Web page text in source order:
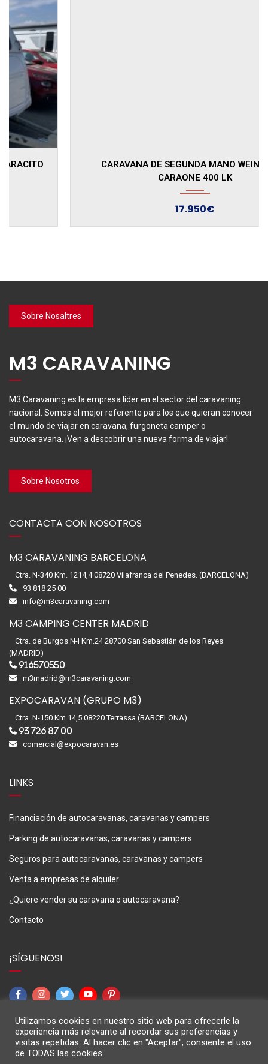
2023
CARAVANA DE SEGUNDA MANO WEINSBERG
CARAONE 400 LK
Sobre Nosaltres
M3 CARAVANING
M3 Caravaning es la empresa líder en el sector del caravaning
nacional. Somos el mejor referente para los que quieran conocer
el mundo de viajar en caravana, furgoneta camper o
autocaravana. ¡Ven a descobrir una nueva forma de viajar!
Sobre Nosotros
CONTACTA CON NOSOTROS
M3 CARAVANING BARCELONA
Ctra. N-340 Km. 1214,4 08720 Vilafranca del Penedes. (BARCELONA)
93 818 25 00
info@m3caravaning.com
M3 CAMPING CENTER MADRID
Ctra. de Burgos N-I Km.24 28700 San Sebastián de los Reyes
(MADRID)
916570550
m3madrid@m3caravaning.com
EXPOCARAVAN (GRUPO M3)
Ctra. N-150 Km.14,5 08220 Terrassa (BARCELONA)
93 726 87 00
comercial@expocaravan.es
LINKS
Financiación de autocaravanas, caravanas y campers
Parking de autocaravanas, caravanas y campers
Seguros para autocaravanas, caravanas y campers
Venta a empresas de alquiler
¿Quiere vender su caravana o autocaravana?
Contacto
¡SÍGUENOS!
Utilizamos cookies en nuestro sitio web para ofrecerle la
experiencia más relevante al recordar sus preferencias y
visitas repetidas. Al hacer clic en "Aceptar", consiente el uso
de TODAS las cookies.